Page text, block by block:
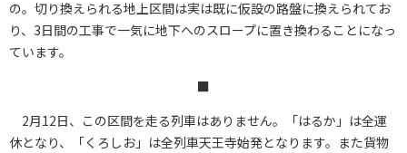
の。切り換えられる地上区間は実は既に仮設の路盤に換えられてお
り、3日間の工事で一気に地下へのスロープに置き換わることになっ
ています。
■
2月12日、この区間を走る列車はありません。「はるか」は全運
休となり、「くろしお」は全列車天王寺始発となります。また貨物